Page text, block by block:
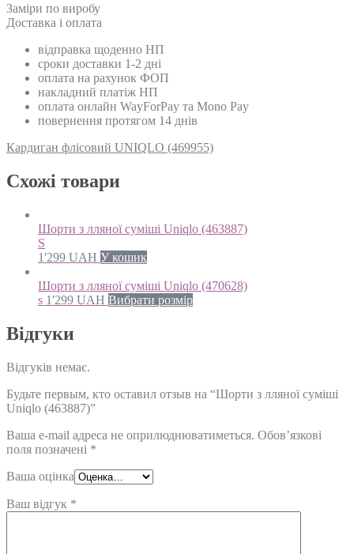
Замiри по виробу
Доставка і оплата
відправка щоденно НП
сроки доставки 1-2 дні
оплата на рахунок ФОП
накладний платіж НП
оплата онлайн WayForPay та Mono Pay
повернення протягом 14 днів
Кардиган флісовий UNIQLO (469955)
Схожi товари
Шорти з лляної суміші Uniqlo (463887)
S
1'299 UAH У кошик
Шорти з лляної суміші Uniqlo (470628)
s 1'299 UAH Вибрати розмір
Відгуки
Відгуків немає.
Будьте первым, кто оставил отзыв на “Шорти з лляної суміші
Uniqlo (463887)”
Ваша e-mail адреса не оприлюднюватиметься. Обов’язкові
поля позначені *
Ваша оцінка
Ваш відгук *